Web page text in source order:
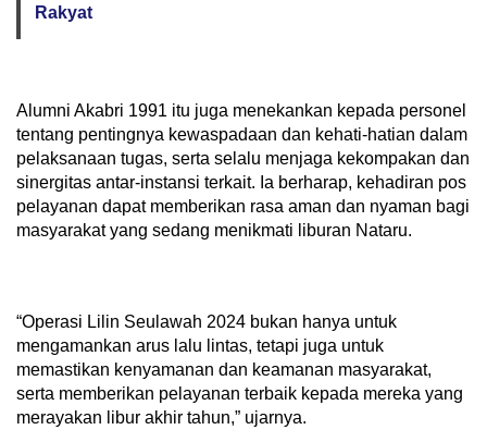
Rakyat
Alumni Akabri 1991 itu juga menekankan kepada personel
tentang pentingnya kewaspadaan dan kehati-hatian dalam
pelaksanaan tugas, serta selalu menjaga kekompakan dan
sinergitas antar-instansi terkait. Ia berharap, kehadiran pos
pelayanan dapat memberikan rasa aman dan nyaman bagi
masyarakat yang sedang menikmati liburan Nataru.
“Operasi Lilin Seulawah 2024 bukan hanya untuk
mengamankan arus lalu lintas, tetapi juga untuk
memastikan kenyamanan dan keamanan masyarakat,
serta memberikan pelayanan terbaik kepada mereka yang
merayakan libur akhir tahun,” ujarnya.